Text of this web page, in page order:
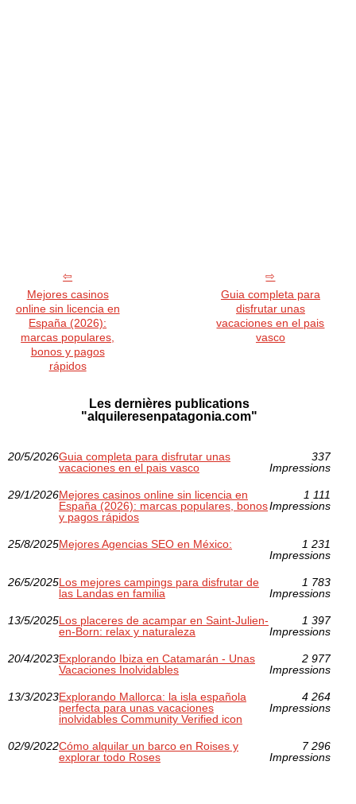
Mejores casinos
online sin licencia en
España (2026):
marcas populares,
bonos y pagos
rápidos
Guia completa para
disfrutar unas
vacaciones en el pais
vasco
Les dernières publications
"alquileresenpatagonia.com"
20/5/2026Guia completa para disfrutar unas
vacaciones en el pais vasco
337
Impressions
29/1/2026Mejores casinos online sin licencia en
España (2026): marcas populares, bonos
y pagos rápidos
1 111
Impressions
25/8/2025Mejores Agencias SEO en México:
1 231
Impressions
26/5/2025Los mejores campings para disfrutar de
las Landas en familia
1 783
Impressions
13/5/2025Los placeres de acampar en Saint-Julien-
en-Born: relax y naturaleza
1 397
Impressions
20/4/2023Explorando Ibiza en Catamarán - Unas
Vacaciones Inolvidables
2 977
Impressions
13/3/2023Explorando Mallorca: la isla española
perfecta para unas vacaciones
inolvidables Community Verified icon
4 264
Impressions
02/9/2022Cómo alquilar un barco en Roises y
explorar todo Roses
7 296
Impressions